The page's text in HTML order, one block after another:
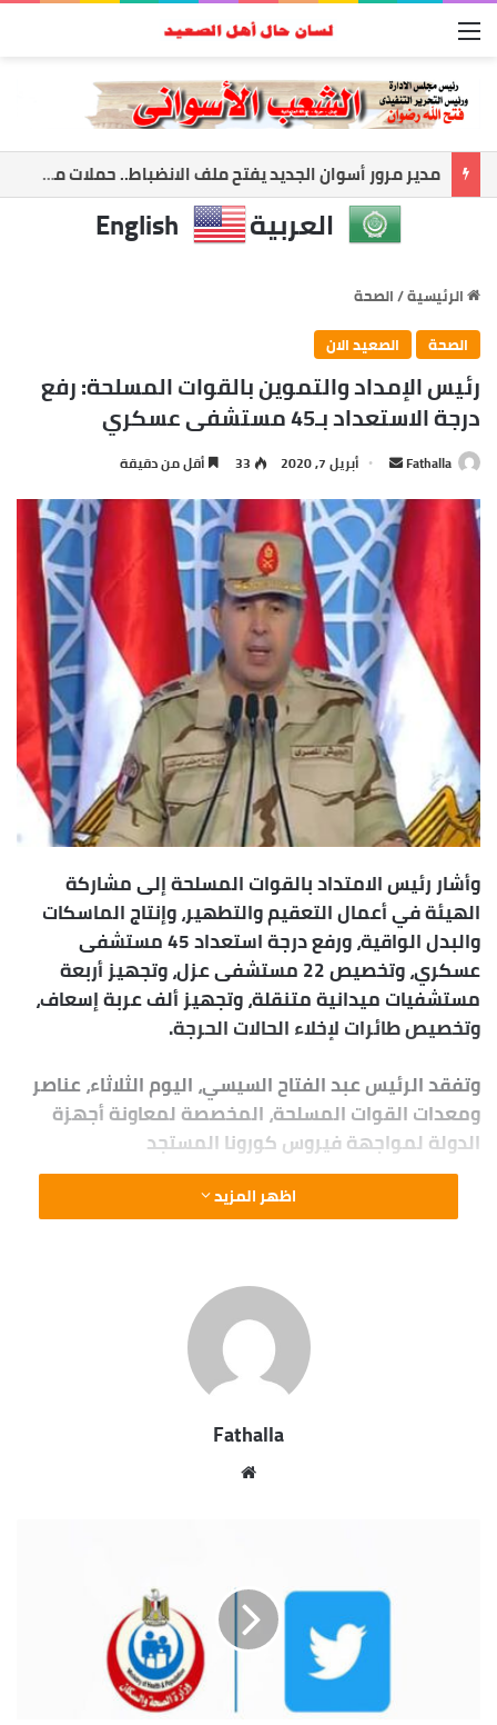
القائمة
حمدي راشد: أعظم إنجاز في حياتي أن أرى معلمًا نجح وطالبًا أصبح صاحب رسالة
العربية English
الرئيسية/الصحة
الصحة
الصعيد الان
رئيس الإمداد والتموين بالقوات المسلحة: رفع
درجة الاستعداد بـ45 مستشفى عسكري
Fathalla
أرسل
إلكترونيا
أبريل 7, 2020 33 أقل من دقيقة
وأشار رئيس الامتداد بالقوات المسلحة إلى مشاركة
الهيئة في أعمال التعقيم والتطهير، وإنتاج الماسكات
والبدل الواقية، ورفع درجة استعداد 45 مستشفى
عسكري، وتخصيص 22 مستشفى عزل، وتجهيز أربعة
مستشفيات ميدانية متنقلة، وتجهيز ألف عربة إسعاف،
وتخصيص طائرات لإخلاء الحالات الحرجة.
وتفقد الرئيس عبد الفتاح السيسي، اليوم الثلاثاء، عناصر
ومعدات القوات المسلحة، المخصصة لمعاونة أجهزة
الدولة لمواجهة فيروس كورونا المستجد
اظهر المزيد
Fathalla